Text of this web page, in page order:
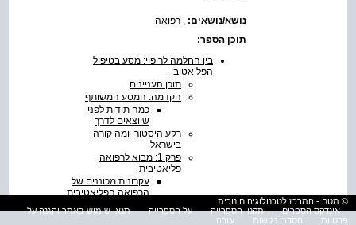
נושא/נושאים:
רפואה
תוכן הספר:
בין החלמה לריפוי: מסע בטיפול
הפליאטיבי
תוכן העניינים
הקדמה: המסע המשותף
כמה תודות לפני
שיוצאים לדרך
רקע היסטורי ומה קורה
בישראל
פרק 1: מבוא לרפואה
פליאטיבית
עקרונות מכוננים של
הרפואה הפליאטיבית
פליאטיבי כביטוי של
© מטח - המרכז לטכנולוגיה חינוכית
אינדקס הספרים
תקנון הספרייה על הספרייה
תנאי שימוש באתר והגנה על
פרטיות
הסדרי נגישות עזרה